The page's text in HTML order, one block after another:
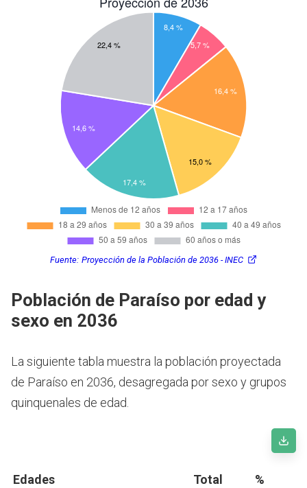
Fuente: Proyección de la Población de 2036 - INEC
Población de Paraíso por edad y
sexo en 2036
La siguiente tabla muestra la población proyectada
de Paraíso en 2036, desagregada por sexo y grupos
quinquenales de edad.
Edades Total %